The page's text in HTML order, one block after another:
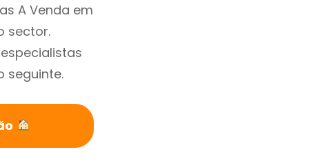
A Venda em
sector.
seguinte.